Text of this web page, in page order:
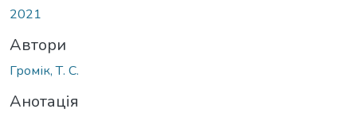
2021
Автори
Громік, Т. С.
Анотація